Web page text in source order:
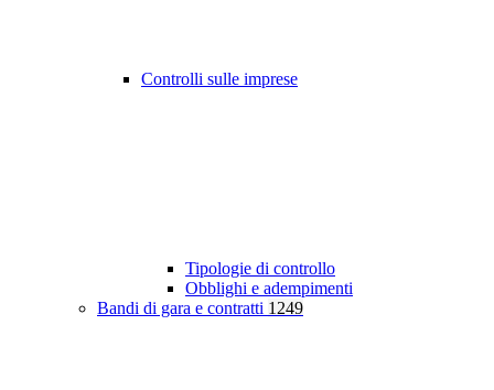
Controlli sulle imprese
Tipologie di controllo
Obblighi e adempimenti
Bandi di gara e contratti 1249